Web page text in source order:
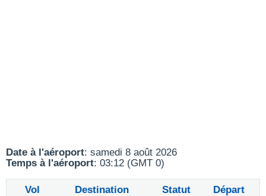
Date à l'aéroport: samedi 8 août 2026
Temps à l'aéroport: 03:12 (GMT 0)
Vol Destination Statut Départ